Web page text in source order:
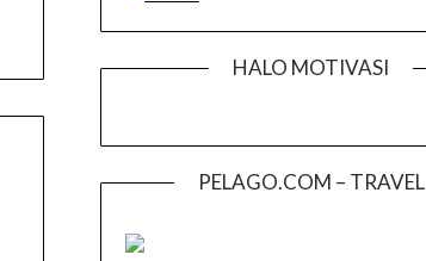
HALO MOTIVASI
PELAGO.COM – TRAVEL